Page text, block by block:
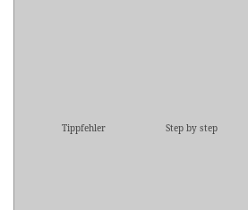
Tippfehler Step by step